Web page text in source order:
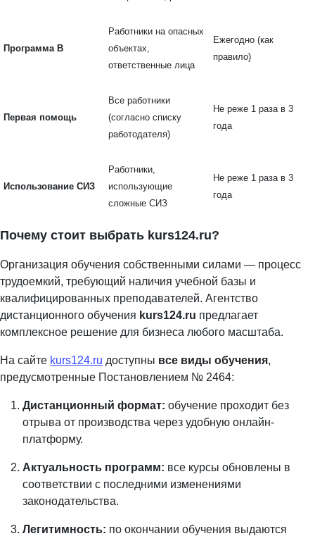
Программа В
Работники на опасных
объектах,
ответственные лица
Ежегодно (как
правило)
Первая помощь
Все работники
(согласно списку
работодателя)
Не реже 1 раза в 3
года
Использование СИЗ
Работники,
использующие
сложные СИЗ
Не реже 1 раза в 3
года
Почему стоит выбрать kurs124.ru?
Организация обучения собственными силами — процесс
трудоемкий, требующий наличия учебной базы и
квалифицированных преподавателей. Агентство
дистанционного обучения kurs124.ru предлагает
комплексное решение для бизнеса любого масштаба.
На сайте kurs124.ru доступны все виды обучения,
предусмотренные Постановлением № 2464:
Дистанционный формат: обучение проходит без
отрыва от производства через удобную онлайн-
платформу.
Актуальность программ: все курсы обновлены в
соответствии с последними изменениями
законодательства.
Легитимность: по окончании обучения выдаются